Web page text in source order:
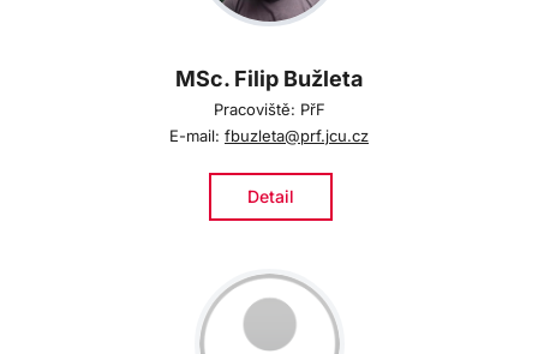
MSc. Filip Bužleta
Pracoviště: PřF
E-mail: fbuzleta@prf.jcu.cz
Detail